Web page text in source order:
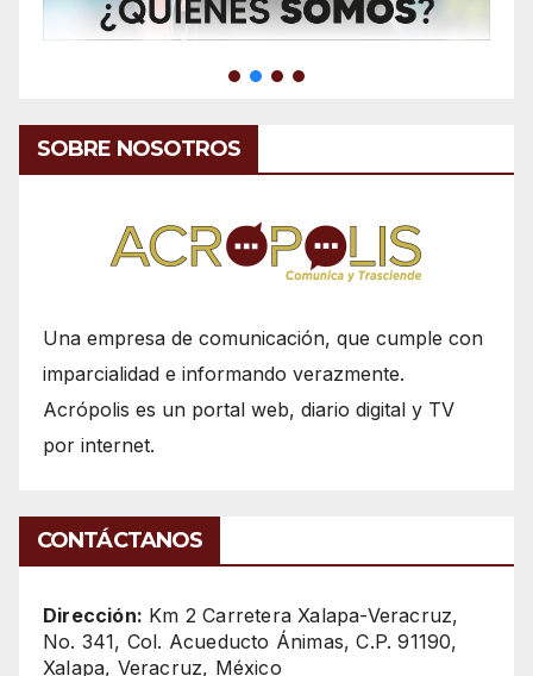
SOBRE NOSOTROS
Una empresa de comunicación, que cumple con
imparcialidad e informando verazmente.
Acrópolis es un portal web, diario digital y TV
por internet.
CONTÁCTANOS
Dirección: Km 2 Carretera Xalapa-Veracruz,
No. 341, Col. Acueducto Ánimas, C.P. 91190,
Xalapa, Veracruz, México